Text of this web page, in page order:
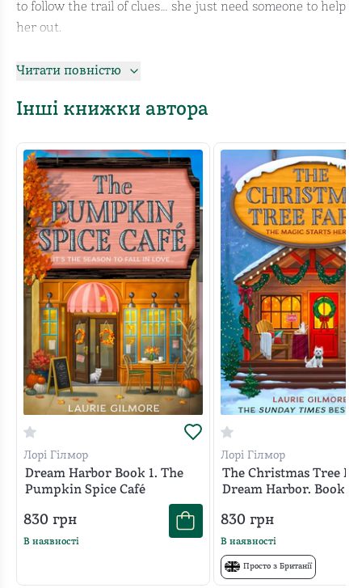
to follow the trail of clues… she just need someone to help
her out.
Gorgeous and outgoing fisherman, Noah, is always up for
fun. Even better that the cute bookseller he's been
Hazel didn’t go looking for romance, but as the treasure
hunt leads her and Noah around Dream Harbor, their
undeniable chemistry might be just as hot as the fresh-
out-of-the-oven cinnamon buns the bookstore sells…
Читати повністю
Інші книжки автора
Лорі Гілмор
Dream Harbor Book 1. The
Pumpkin Spice Café
830 грн
В наявності
Лорі Гілмор
The Christmas Tree
Dream Harbor. Book 3
830грн
В наявності
Просто з Британії